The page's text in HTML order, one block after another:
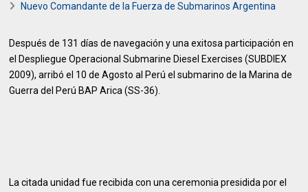
Nuevo Comandante de la Fuerza de Submarinos Argentina
Después de 131 días de navegación y una exitosa participación en
el Despliegue Operacional Submarine Diesel Exercises (SUBDIEX
2009), arribó el 10 de Agosto al Perú el submarino de la Marina de
Guerra del Perú BAP Arica (SS-36).
La citada unidad fue recibida con una ceremonia presidida por el